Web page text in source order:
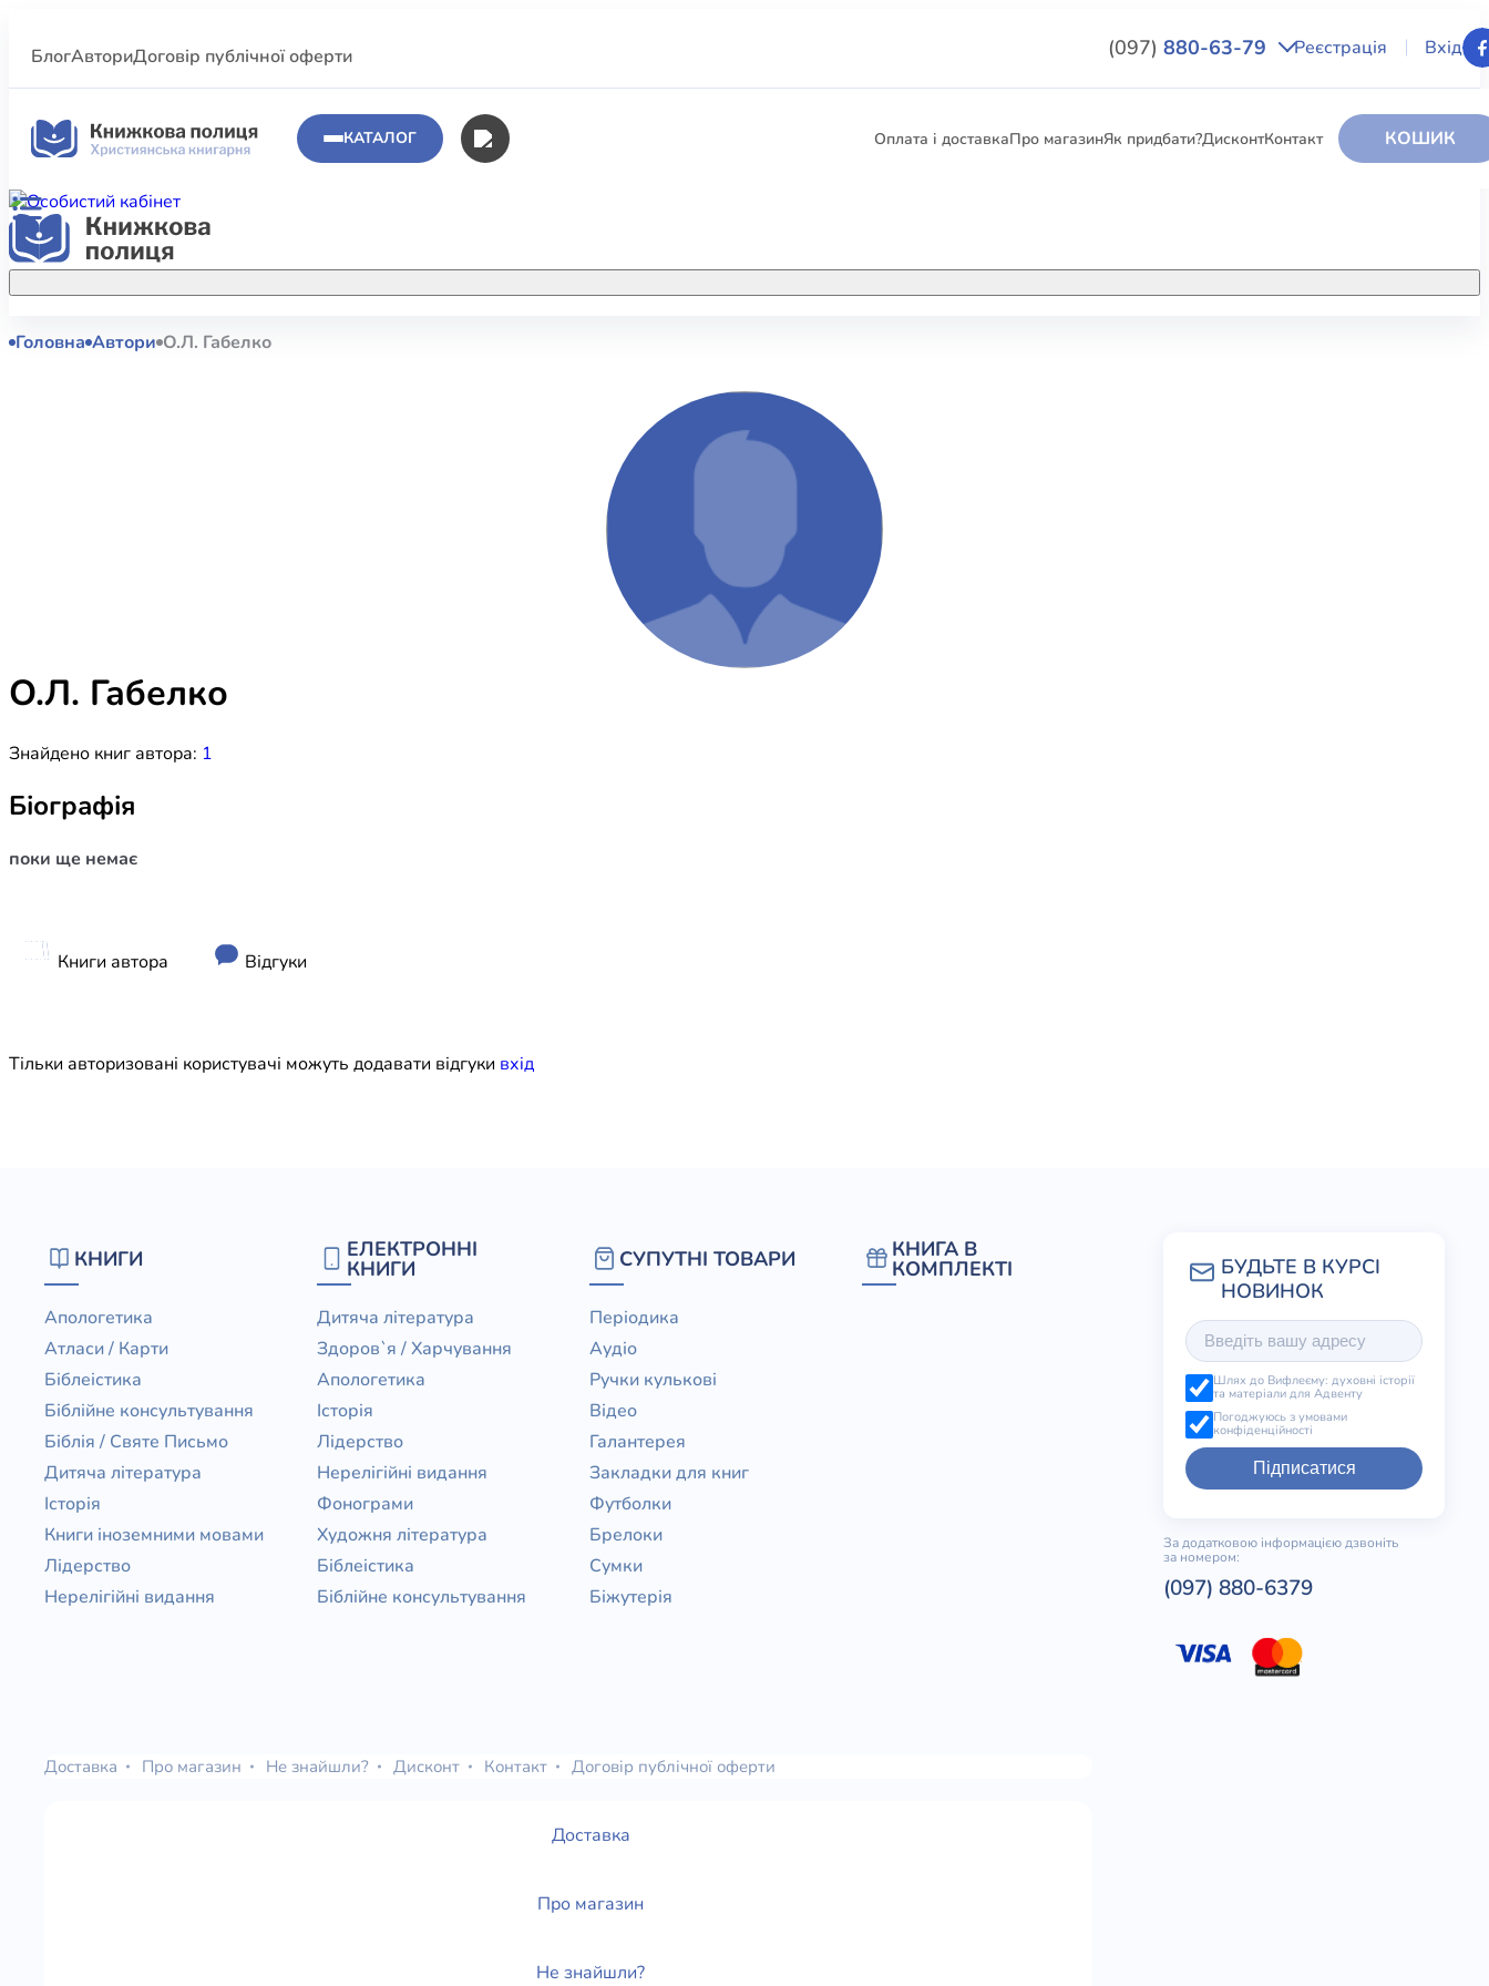
БлогАвториДоговір публічної оферти (097) 880-63-79 Реєстрація Вхід
КАТАЛОГ Оплата і доставкаПро магазинЯк придбати?ДисконтКонтакт КОШИК
Акційні пропозиції
полиці.
КНИГИ
Біблійне консультування
Художня література
ЕЛЕКТРОННІ КНИГИ
КНИГА В КОМПЛЕКТІ
Головна Автори О.Л. Габелко
О.Л. Габелко
Знайдено книг автора: 1
Біографія
поки ще немає
Книги автора Відгуки
Тільки авторизовані користувачі можуть додавати відгуки вхiд
КНИГИ
Апологетика
Атласи / Карти
Біблеістика
Біблійне консультування
Біблія / Святе Письмо
Дитяча література
Історія
Книги іноземними мовами
Лідерство
Нерелігійні видання
ЕЛЕКТРОННІ
КНИГИ
Дитяча література
Здоров`я / Харчування
Апологетика
Історія
Лідерство
Нерелігійні видання
Фонограми
Художня література
Біблеістика
Біблійне консультування
СУПУТНІ ТОВАРИ
Періодика
Аудіо
Ручки кулькові
Відео
Галантерея
Закладки для книг
Футболки
Брелоки
Сумки
Біжутерія
КНИГА В
КОМПЛЕКТІ
Шлях до Вифлеєму: духовні історії
та матеріали для Адвенту
Погоджуюсь з умовами
конфіденційності
Підписатися
За додатковою інформацією дзвоніть
за номером:
(097) 880-6379
Доставка Про магазин Не знайшли? Дисконт Контакт Договір публічної оферти
Доставка
Про магазин
Не знайшли?